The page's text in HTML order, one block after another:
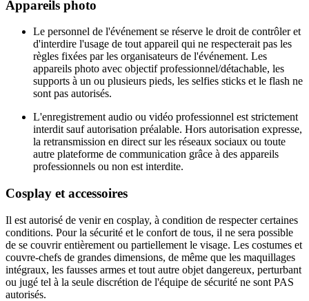
Appareils photo
Le personnel de l'événement se réserve le droit de contrôler et
d'interdire l'usage de tout appareil qui ne respecterait pas les
règles fixées par les organisateurs de l'événement. Les
appareils photo avec objectif professionnel/détachable, les
supports à un ou plusieurs pieds, les selfies sticks et le flash ne
sont pas autorisés.
L'enregistrement audio ou vidéo professionnel est strictement
interdit sauf autorisation préalable. Hors autorisation expresse,
la retransmission en direct sur les réseaux sociaux ou toute
autre plateforme de communication grâce à des appareils
professionnels ou non est interdite.
Cosplay et accessoires
Il est autorisé de venir en cosplay, à condition de respecter certaines
conditions. Pour la sécurité et le confort de tous, il ne sera possible
de se couvrir entièrement ou partiellement le visage. Les costumes et
couvre-chefs de grandes dimensions, de même que les maquillages
intégraux, les fausses armes et tout autre objet dangereux, perturbant
ou jugé tel à la seule discrétion de l'équipe de sécurité ne sont PAS
autorisés.